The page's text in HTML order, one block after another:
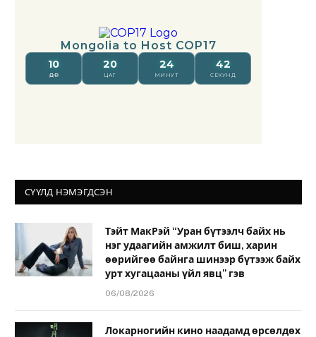
СҮҮЛД НЭМЭГДСЭН
Тэйт МакРэй “Уран бүтээлч байх нь
нэг удаагийн амжилт биш, харин
өөрийгөө байнга шинээр бүтээж байх
урт хугацааны үйл явц” гэв
06/08/2026
Локарногийн кино наадамд өрсөлдөх